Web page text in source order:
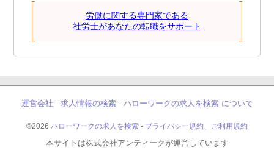
労働に関する専門家である
社労士があなたの転職をサポート
運営会社 - 求人情報の検索- ハローワークの求人を検索 について
©2026 ハローワークの求人を検索 - プライバシー規約、ご利用規約
本サイトは株式会社アンティークが運営しています